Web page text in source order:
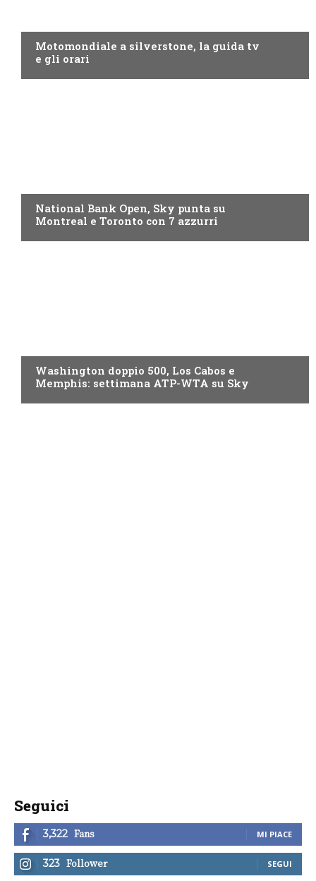
Motomondiale a silverstone, la guida tv
e gli orari
National Bank Open, Sky punta su
Montreal e Toronto con 7 azzurri
Washington doppio 500, Los Cabos e
Memphis: settimana ATP-WTA su Sky
Seguici
3,322 Fans MI PIACE
323 Follower SEGUI